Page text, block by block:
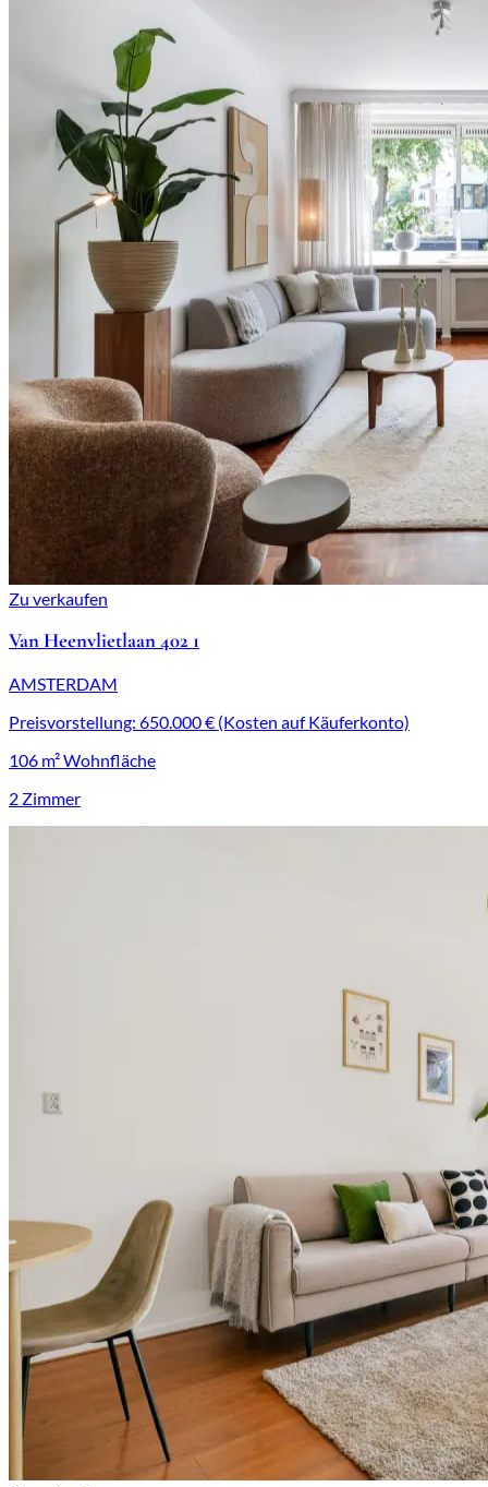
Zu verkaufen
Van Heenvlietlaan 402 1
AMSTERDAM
Preisvorstellung: 650.000 € (Kosten auf Käuferkonto)
106 m² Wohnfläche
2 Zimmer